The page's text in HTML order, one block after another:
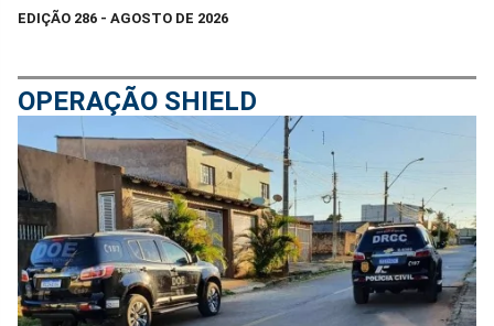
EDIÇÃO 286 - AGOSTO DE 2026
OPERAÇÃO SHIELD